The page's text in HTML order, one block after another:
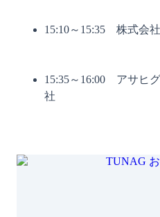
15:10～15:35　株式会
15:35～16:00　アサヒ
社